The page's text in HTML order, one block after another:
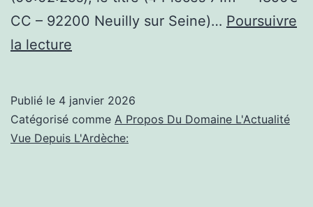
CC – 92200 Neuilly sur Seine)… Poursuivre
la lecture
4
Pièces
Publié le 4 janvier 2026
Catégorisé comme A Propos Du Domaine L'Actualité
Vue Depuis L'Ardèche: